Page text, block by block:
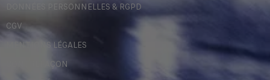
DONNÉES PERSONNELLES & RGPD
CGV
MENTIONS LÉGALES
CONTREFAÇON